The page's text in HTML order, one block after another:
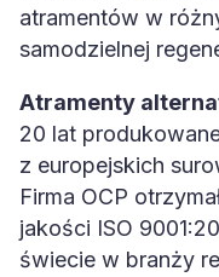
atramentów w
samodzielnej
Atramenty
20 lat
z europejskich
Firma OCP
jakości ISO
świecie w branży